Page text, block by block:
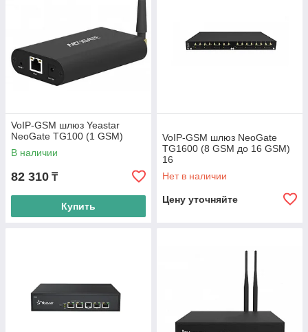
VoIP-GSM шлюз Yeastar
NeoGate TG100 (1 GSM)
В наличии
82 310 ₸
Купить
VoIP-GSM шлюз NeoGate
TG1600 (8 GSM до 16 GSM)
16
Нет в наличии
Цену уточняйте